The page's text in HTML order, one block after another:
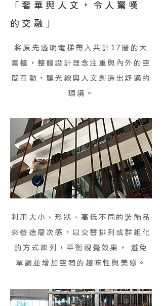
「奢華與人文，令人驚嘆
的交融」
將原先透明電梯帶入共計17層的大
書櫃，整體設計理念注重與內外的空
間互動，讓光線與人文創造出舒適的
環境。
利用大小、形狀、高低不同的裝飾品
來營造層次感，以交替排列或群組化
的方式陳列，平衡視覺效果， 避免
單調並增加空間的趣味性與美感。